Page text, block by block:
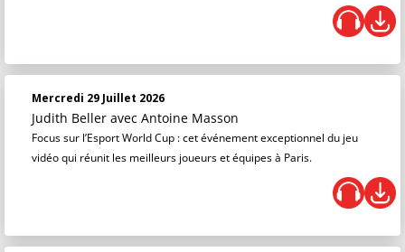
Mercredi 29 Juillet 2026
Judith Beller avec Antoine Masson
Focus sur l’Esport World Cup : cet événement exceptionnel du jeu
vidéo qui réunit les meilleurs joueurs et équipes à Paris.